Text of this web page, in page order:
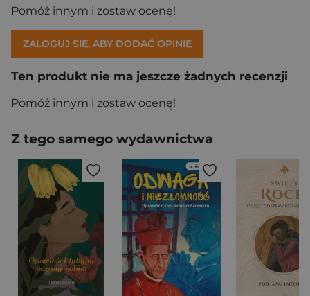
Pomóż innym i zostaw ocenę!
ZALOGUJ SIĘ, ABY DODAĆ OPINIĘ
Ten produkt nie ma jeszcze żadnych recenzji
Pomóż innym i zostaw ocenę!
Z tego samego wydawnictwa